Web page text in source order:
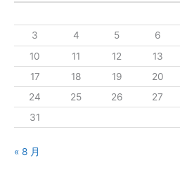
3
4 5 6
10
11 12 13
17
18 19 20
24
25 26 27
31
« 8 月